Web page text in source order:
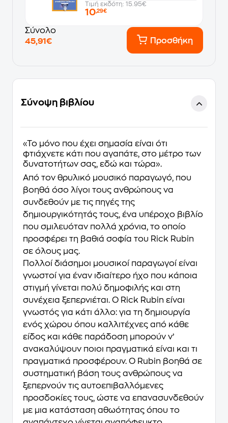
Τιμή εκδότη: 15.95€
10,29€
Σύνολο
45,91€
Προσθήκη
Σύνοψη βιβλίου
«Το μόνο που έχει σημασία είναι ότι
φτιάχνετε κάτι που αγαπάτε, στο μέτρο των
δυνατοτήτων σας, εδώ και τώρα».
Από τον θρυλικό μουσικό παραγωγό, που
βοηθά όσο λίγοι τους ανθρώπους να
συνδεθούν με τις πηγές της
δημιουργικότητάς τους, ένα υπέροχο βιβλίο
που σμιλευόταν πολλά χρόνια, το οποίο
προσφέρει τη βαθιά σοφία του Rick Rubin
σε όλους μας.
Πολλοί διάσημοι μουσικοί παραγωγοί είναι
γνωστοί για έναν ιδιαίτερο ήχο που κάποια
στιγμή γίνεται πολύ δημοφιλής και στη
συνέχεια ξεπερνιέται. Ο Rick Rubin είναι
γνωστός για κάτι άλλο: για τη δημιουργία
ενός χώρου όπου καλλιτέχνες από κάθε
είδος και κάθε παράδοση μπορούν ν’
ανακαλύψουν ποιοι πραγματικά είναι και τι
πραγματικά προσφέρουν. O Rubin βοηθά σε
συστηματική βάση τους ανθρώπους να
ξεπερνούν τις αυτοεπιβαλλόμενες
προσδοκίες τους, ώστε να επανασυνδεθούν
με μια κατάσταση αθωότητας όπου το